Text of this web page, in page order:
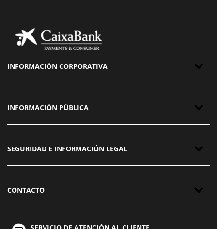
INFORMACIÓN CORPORATIVA
INFORMACIÓN PÚBLICA
SEGURIDAD E INFORMACIÓN LEGAL
CONTACTO